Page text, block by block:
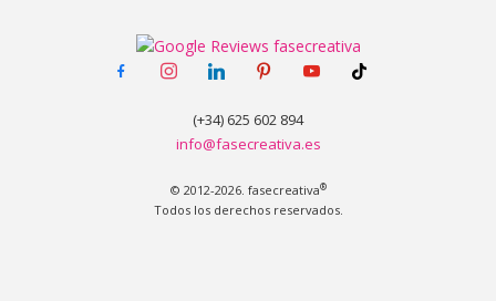
facebook-instagramlinkedin pinterestyoutube tiktok
(+34) 625 602 894
info@fasecreativa.es
© 2012-2026. fasecreativa®
Todos los derechos reservados.